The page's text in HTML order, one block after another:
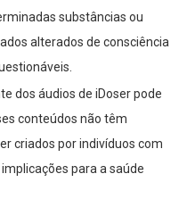
substâncias ou
alterados de consciência
dos áudios de iDoser pode
conteúdos não têm
criados por indivíduos com
para a saúde